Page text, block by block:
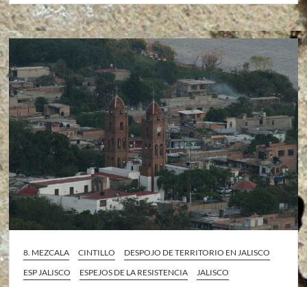
8. MEZCALA CINTILLO
DESPOJO DE TERRITORIO EN JALISCO
ESP JALISCO
ESPEJOS DE LA RESISTENCIA
JALISCO